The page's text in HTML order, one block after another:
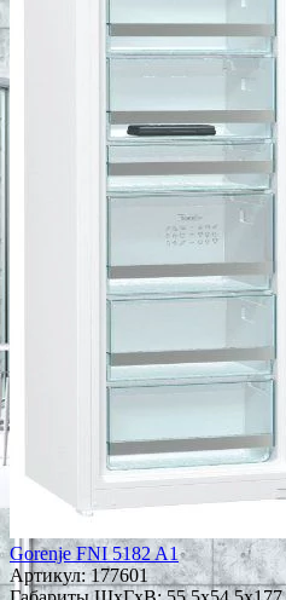
Gorenje FNI 5182 A1
Артикул:177601